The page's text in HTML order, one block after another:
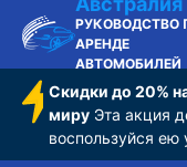
РУКОВОДСТВО
АРЕНДЕ
АВТОМОБИЛЕЙ
Скидки до 20%
мируЭта акция
воспользуйся ею